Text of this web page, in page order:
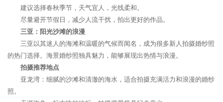
建议选择春秋季节，天气宜人，光线柔和。
尽量避开节假日，减少人流干扰，拍出更好的作品。
三亚：阳光沙滩的浪漫
三亚以其迷人的海滩和温暖的气候而闻名，成为很多新人拍摄婚纱照
的热门选择。海景婚纱照独具魅力，能够展现出热情与浪漫。
拍摄推荐地点
亚龙湾：细腻的沙滩和清澈的海水，适合拍摄充满活力和浪漫的婚纱
照。